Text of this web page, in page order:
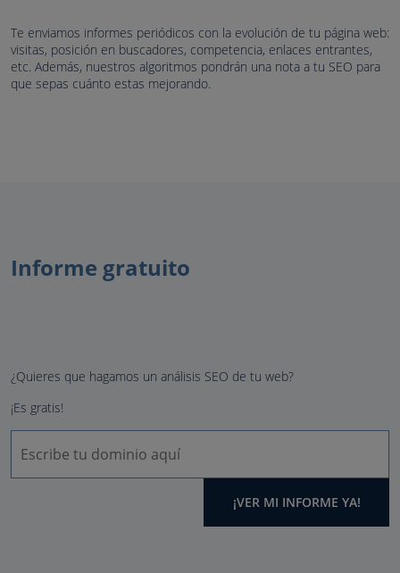
Te enviamos informes periódicos con la evolución de tu página web:
visitas, posición en buscadores, competencia, enlaces entrantes,
etc. Además, nuestros algoritmos pondrán una nota a tu SEO para
que sepas cuánto estas mejorando.
Informe gratuito
¿Quieres que hagamos un análisis SEO de tu web?
¡Es gratis!
¡VER MI INFORME YA!